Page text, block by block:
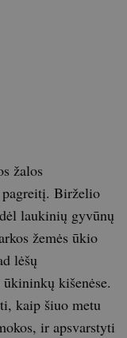
žalos
pagreitį. Birželio
laukinių gyvūnų
žemės ūkio
lėšų
kišenėse.
kaip šiuo metu
ir apsvarstyti